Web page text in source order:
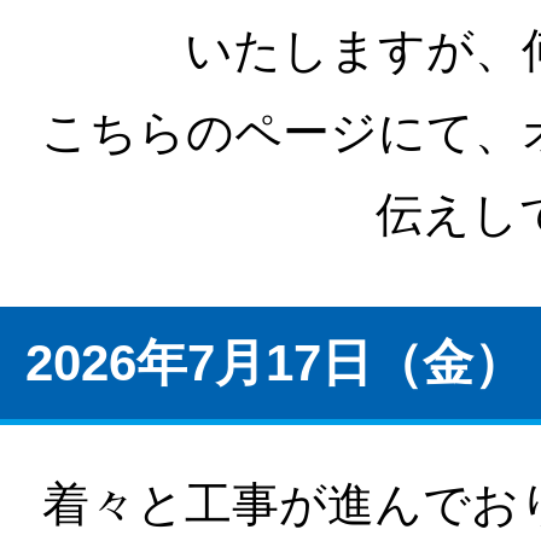
いたしますが、
こちらのページにて
伝えし
2026年7月17日（金）
着々と工事が進んで